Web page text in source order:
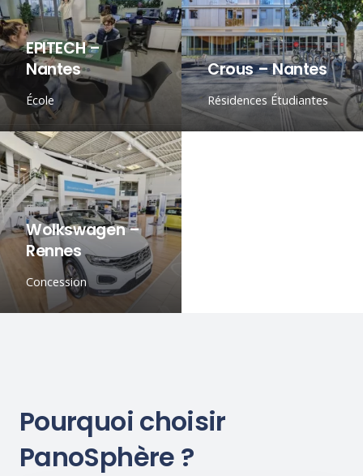
EPITECH –
Nantes
École
Crous – Nantes
Résidences Étudiantes
Wolkswagen –
Rennes
Concession
Pourquoi choisir
PanoSphère ?